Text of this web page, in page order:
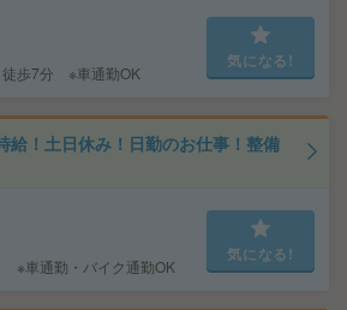
徒歩7分 ※車通勤OK
気になる!
給！土日休み！日勤のお仕事！整備
※車通勤・バイク通勤OK
気になる!